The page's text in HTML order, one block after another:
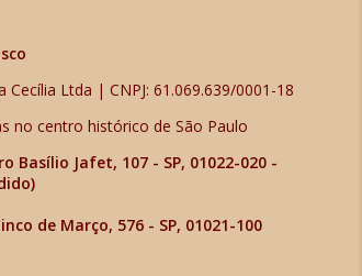
Cecília Ltda | CNPJ: 61.069.639/0001-18
no centro histórico de São Paulo
Basílio Jafet, 107 - SP, 01022-020 -
de Março, 576 - SP, 01021-100